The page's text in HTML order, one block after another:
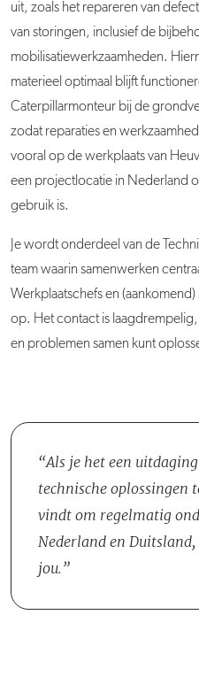
uit, zoals het repareren van
van storingen, inclusief de
mobilisatiewerkzaamheden.
materieel optimaal blijft
Caterpillarmonteur bij de
zodat reparaties en
vooral op de werkplaats van
een projectlocatie in Nederland
gebruik is.
Je wordt onderdeel van de
team waarin samenwerken
Werkplaatschefs en
op. Het contact is
en problemen samen kunt
Als je het een
technische oplossingen
vindt om regelmatig
Nederland en
jou.